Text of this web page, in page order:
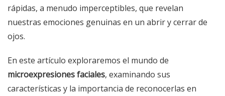
rápidas, a menudo imperceptibles, que revelan
nuestras emociones genuinas en un abrir y cerrar de
ojos.
En este artículo exploraremos el mundo de
microexpresiones faciales, examinando sus
características y la importancia de reconocerlas en